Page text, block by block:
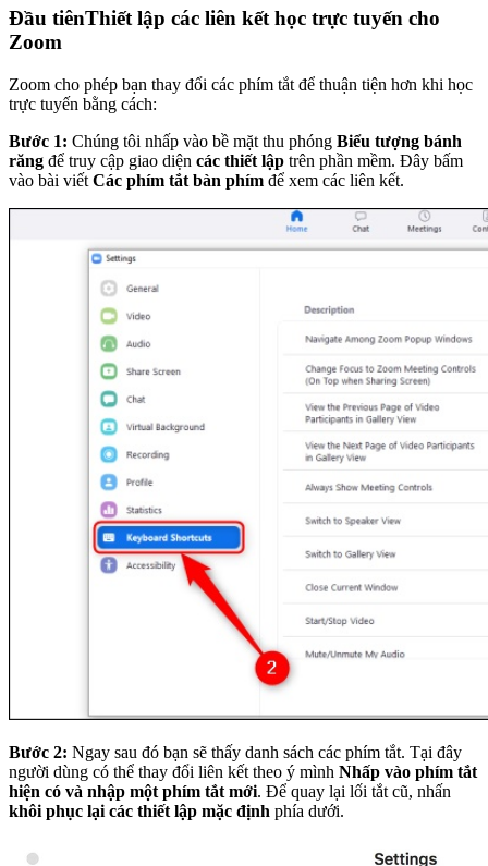
Đầu tiênThiết lập các liên kết học trực tuyến cho
Zoom
Zoom cho phép bạn thay đổi các phím tắt để thuận tiện hơn khi học
trực tuyến bằng cách:
Bước 1: Chúng tôi nhấp vào bề mặt thu phóng Biểu tượng bánh
răng để truy cập giao diện các thiết lập trên phần mềm. Đây bấm
vào bài viết Các phím tắt bàn phím để xem các liên kết.
Bước 2: Ngay sau đó bạn sẽ thấy danh sách các phím tắt. Tại đây
người dùng có thể thay đổi liên kết theo ý mình Nhấp vào phím tắt
hiện có và nhập một phím tắt mới. Để quay lại lối tắt cũ, nhấn
khôi phục lại các thiết lập mặc định phía dưới.